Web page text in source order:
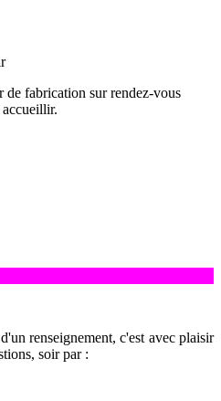
de fabrication sur rendez-vous
accueillir.
renseignement, c'est avec plaisir
soir par :